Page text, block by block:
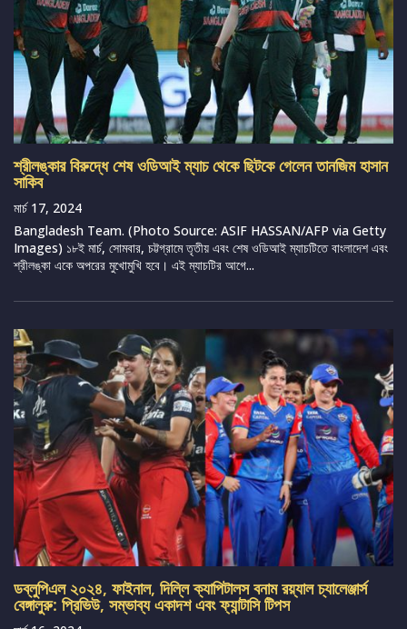
শ্রীলঙ্কার বিরুদ্ধে শেষ ওডিআই ম্যাচ থেকে ছিটকে গেলেন তানজিম হাসান
সাকিব
মার্চ 17, 2024
Bangladesh Team. (Photo Source: ASIF HASSAN/AFP via Getty
Images) ১৮ই মার্চ, সোমবার, চট্টগ্রামে তৃতীয় এবং শেষ ওডিআই ম্যাচটিতে বাংলাদেশ এবং
শ্রীলঙ্কা একে অপরের মুখোমুখি হবে। এই ম্যাচটির আগে...
ডব্লুপিএল ২০২৪, ফাইনাল, দিল্লি ক্যাপিটালস বনাম রয়্যাল চ্যালেঞ্জার্স
বেঙ্গালুরু: প্রিভিউ, সম্ভাব্য একাদশ এবং ফ্যান্টাসি টিপস